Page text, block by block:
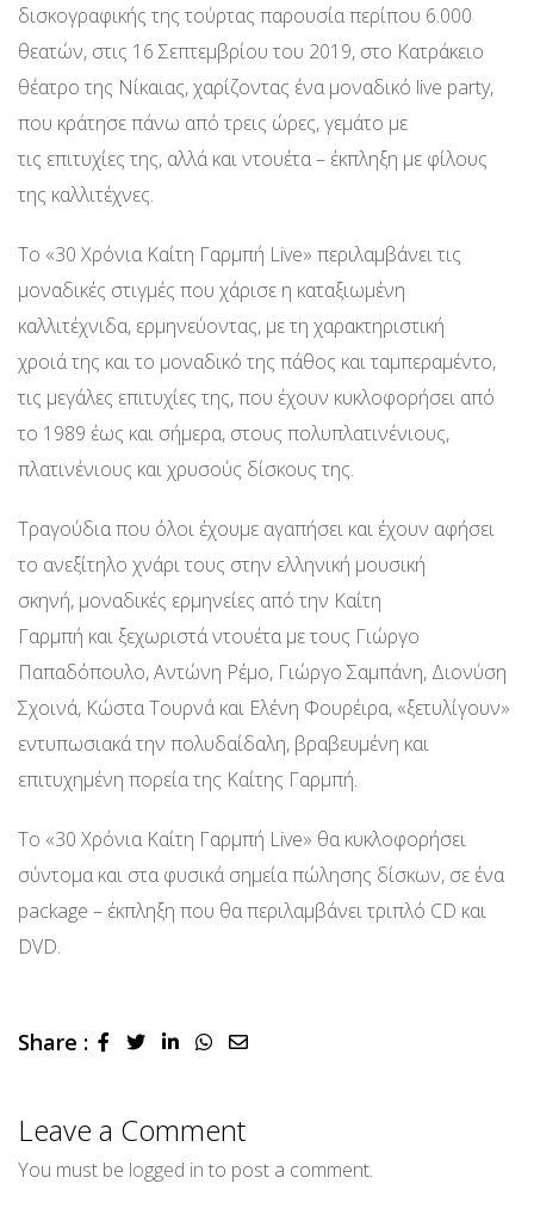
δισκογραφικής της τούρτας παρουσία περίπου 6.000
θεατών, στις 16 Σεπτεμβρίου του 2019, στο Κατράκειο
θέατρο της Νίκαιας, χαρίζοντας ένα μοναδικό live party,
που κράτησε πάνω από τρεις ώρες, γεμάτο με
τις επιτυχίες της, αλλά και ντουέτα – έκπληξη με φίλους
της καλλιτέχνες.
Το «30 Χρόνια Καίτη Γαρμπή Live» περιλαμβάνει τις
μοναδικές στιγμές που χάρισε η καταξιωμένη
καλλιτέχνιδα, ερμηνεύοντας, με τη χαρακτηριστική
χροιά της και το μοναδικό της πάθος και ταμπεραμέντο,
τις μεγάλες επιτυχίες της, που έχουν κυκλοφορήσει από
το 1989 έως και σήμερα, στους πολυπλατινένιους,
πλατινένιους και χρυσούς δίσκους της.
Τραγούδια που όλοι έχουμε αγαπήσει και έχουν αφήσει
το ανεξίτηλο χνάρι τους στην ελληνική μουσική
σκηνή, μοναδικές ερμηνείες από την Καίτη
Γαρμπή και ξεχωριστά ντουέτα με τους Γιώργο
Παπαδόπουλο, Αντώνη Ρέμο, Γιώργο Σαμπάνη, Διονύση
Σχοινά, Κώστα Τουρνά και Ελένη Φουρέιρα, «ξετυλίγουν»
εντυπωσιακά την πολυδαίδαλη, βραβευμένη και
επιτυχημένη πορεία της Καίτης Γαρμπή.
Το «30 Χρόνια Καίτη Γαρμπή Live» θα κυκλοφορήσει
σύντομα και στα φυσικά σημεία πώλησης δίσκων, σε ένα
package – έκπληξη που θα περιλαμβάνει τριπλό CD και
DVD.
Share : LinkedInWhatsapp
Share
Leave a Comment
You must be logged in to post a comment.